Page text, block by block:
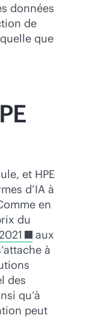
données
de
que
et HPE
d’IA à
en
du
aux
à
des
qu’à
peut